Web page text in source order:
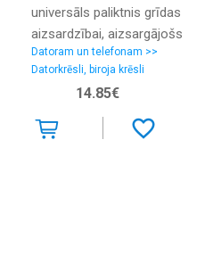
universāls paliktnis grīdas
aizsardzībai, aizsargājošs
paklājs ofisa krēsliem, 100 x
140 cm, caurspīdīgs
Datoram un telefonam >>
Datorkrēsli, biroja krēsli
14.85€